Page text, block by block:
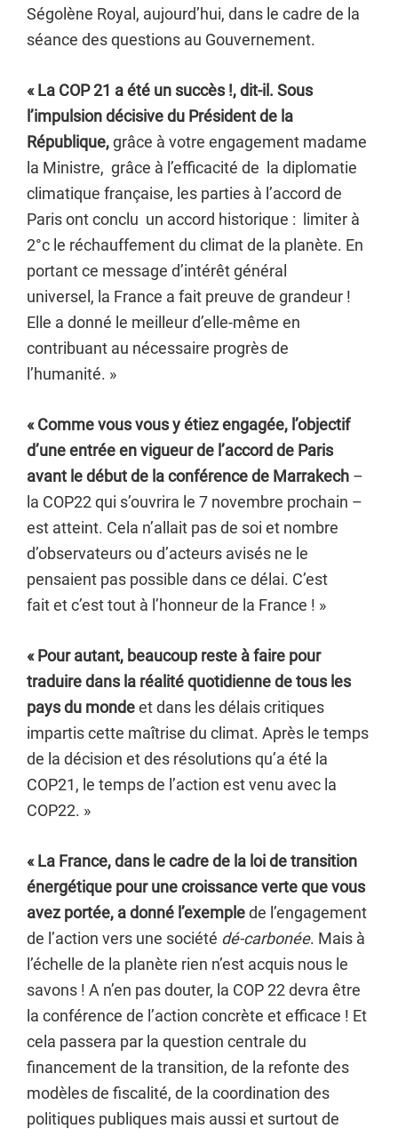
Ségolène Royal, aujourd’hui, dans le cadre de la
séance des questions au Gouvernement.
« La COP 21 a été un succès !, dit-il. Sous
l’impulsion décisive du Président de la
République,grâce à votre engagement madame
la Ministre, grâce à l’efficacité de la diplomatie
climatique française, les parties à l’accord de
Paris ont conclu un accord historique : limiter à
2°c le réchauffement du climat de la planète. En
portant ce message d’intérêt général
universel, la France a fait preuve de grandeur !
Elle a donné le meilleur d’elle-même en
contribuant au nécessaire progrès de
l’humanité. »
« Comme vous vous y étiez engagée, l’objectif
d’une entrée en vigueur de l’accord de Paris
avant le début de la conférence de Marrakech –
la COP22 qui s’ouvrira le 7 novembre prochain –
est atteint. Cela n’allait pas de soi et nombre
d’observateurs ou d’acteurs avisés ne le
pensaient pas possible dans ce délai. C’est
fait et c’est tout à l’honneur de la France ! »
« Pour autant, beaucoup reste à faire pour
traduire dans la réalité quotidienne de tous les
pays du mondeet dans les délais critiques
impartis cette maîtrise du climat. Après le temps
de la décision et des résolutions qu’a été la
COP21, le temps de l’action est venu avec la
COP22. »
« La France, dans le cadre de la loi de transition
énergétique pour une croissance verte que vous
avez portée, a donné l’exemplede l’engagement
de l’action vers une société dé-carbonée. Mais à
l’échelle de la planète rien n’est acquis nous le
savons ! A n’en pas douter, la COP 22 devra être
la conférence de l’action concrète et efficace ! Et
cela passera par la question centrale du
financement de la transition, de la refonte des
modèles de fiscalité, de la coordination des
politiques publiques mais aussi et surtout de